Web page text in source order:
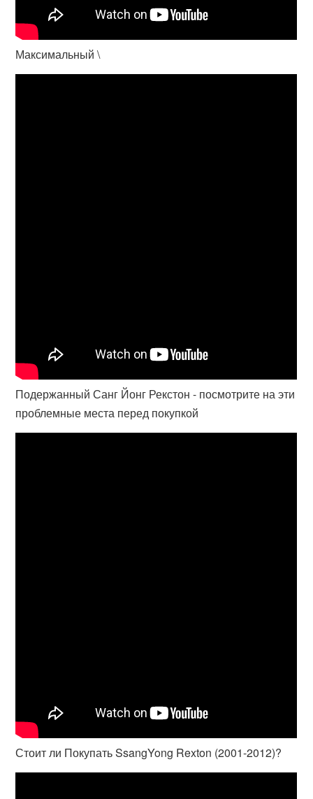
Максимальный \
Подержанный Санг Йонг Рекстон - посмотрите на эти
проблемные места перед покупкой
Стоит ли Покупать SsangYong Rexton (2001-2012)?